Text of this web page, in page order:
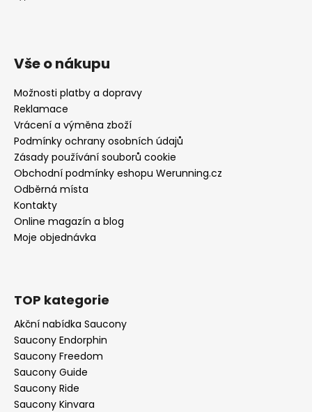
Vše o nákupu
Možnosti platby a dopravy
Reklamace
Vrácení a výměna zboží
Podmínky ochrany osobních údajů
Zásady používání souborů cookie
Obchodní podmínky eshopu Werunning.cz
Odběrná místa
Kontakty
Online magazín a blog
Moje objednávka
TOP kategorie
Akční nabídka Saucony
Saucony Endorphin
Saucony Freedom
Saucony Guide
Saucony Ride
Saucony Kinvara